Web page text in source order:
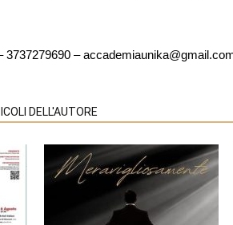
3737279690 –
DELL'AUTORE